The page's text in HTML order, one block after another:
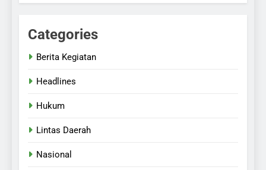
Categories
Berita Kegiatan
Headlines
Hukum
Lintas Daerah
Nasional